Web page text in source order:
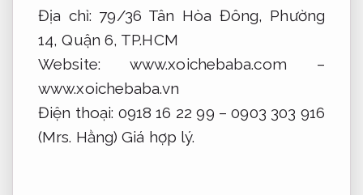
Địa chỉ: 79/36 Tân Hòa Đông, Phường
14, Quận 6, TP.HCM
Website: www.xoichebaba.com –
www.xoichebaba.vn
Điện thoại: 0918 16 22 99 – 0903 303 916
(Mrs. Hằng)Giá hợp lý.